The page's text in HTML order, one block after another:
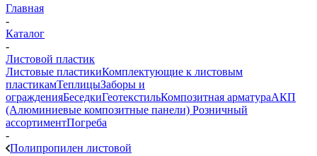
Главная
-
Каталог
-
Листовой пластик
Листовые пластикиКомплектующие к листовым
пластикамТеплицыЗаборы и
огражденияБеседкиГеотекстильКомпозитная арматураАКП
(Алюминиевые композитные панели) Розничный
ассортиментПогреба
-
Полипропилен листовой